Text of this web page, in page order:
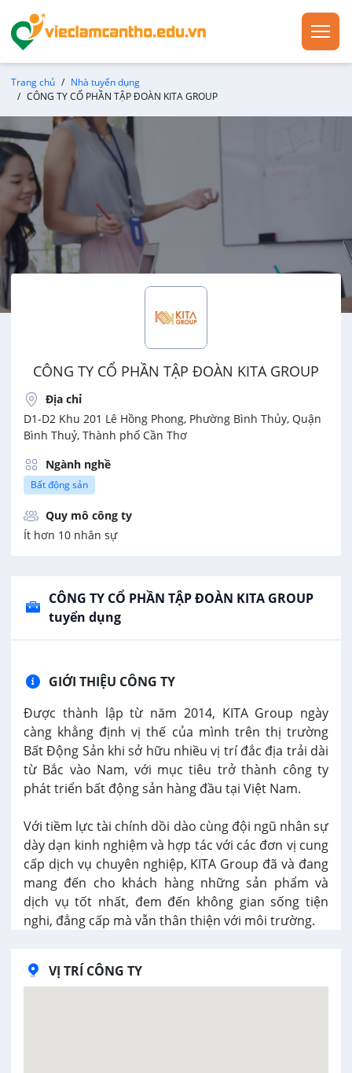
Trang chủ
Nhà tuyển dụng
CÔNG TY CỔ PHẦN TẬP ĐOÀN KITA GROUP
CÔNG TY CỔ PHẦN TẬP ĐOÀN KITA GROUP
Địa chỉ
D1-D2 Khu 201 Lê Hồng Phong, Phường Bình Thủy, Quận
Bình Thuỷ, Thành phố Cần Thơ
Ngành nghề
Bất động sản
Quy mô công ty
Ít hơn 10 nhân sự
CÔNG TY CỔ PHẦN TẬP ĐOÀN KITA GROUP
tuyển dụng
GIỚI THIỆU CÔNG TY
Được thành lập từ năm 2014, KITA Group ngày
càng khẳng định vị thế của mình trên thị trường
Bất Động Sản khi sở hữu nhiều vị trí đắc địa trải dài
từ Bắc vào Nam, với mục tiêu trở thành công ty
phát triển bất động sản hàng đầu tại Việt Nam.
Với tiềm lực tài chính dồi dào cùng đội ngũ nhân sự
dày dạn kinh nghiệm và hợp tác với các đơn vị cung
cấp dịch vụ chuyên nghiệp, KITA Group đã và đang
mang đến cho khách hàng những sản phẩm và
dịch vụ tốt nhất, đem đến không gian sống tiện
nghi, đẳng cấp mà vẫn thân thiện với môi trường.
VỊ TRÍ CÔNG TY